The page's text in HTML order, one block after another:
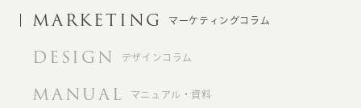
MARKETING マーケティングコラム
DESIGN デザインコラム
MANUAL マニュアル・資料